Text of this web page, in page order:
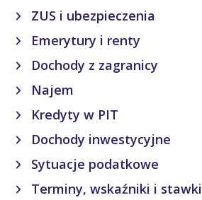
ZUS i ubezpieczenia
Emerytury i renty
Dochody z zagranicy
Najem
Kredyty w PIT
Dochody inwestycyjne
Sytuacje podatkowe
Terminy, wskaźniki i stawki